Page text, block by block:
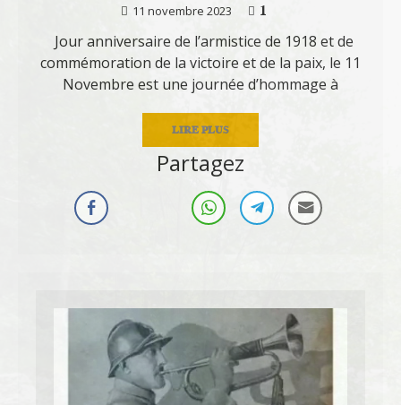
11 novembre 2023
1
Jour anniversaire de l’armistice de 1918 et de
commémoration de la victoire et de la paix, le 11
Novembre est une journée d’hommage à
LIRE PLUS
Partagez